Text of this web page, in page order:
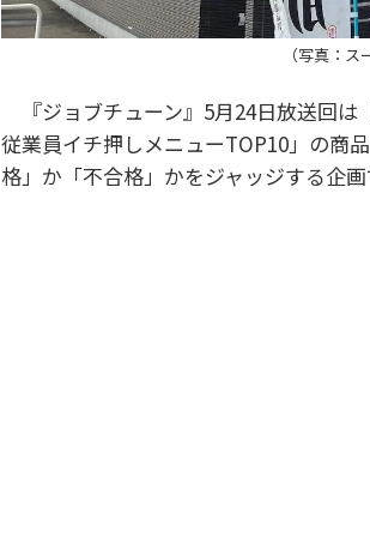
（写真：ス
『ジョブチューン』5月24日放送回
従業員イチ押しメニューTOP10」の商
格」か「不合格」かをジャッジする企画